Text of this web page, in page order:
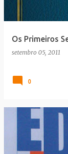
Os Primeiros
setembro 05, 2011
0